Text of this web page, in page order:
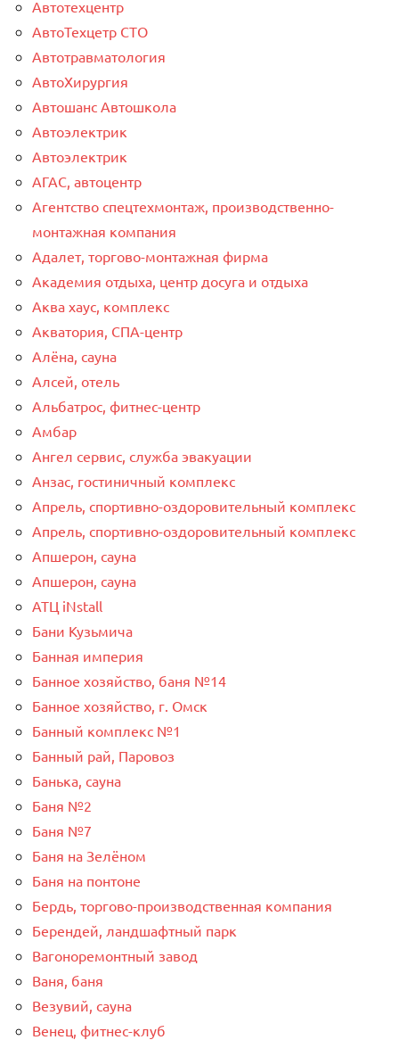
Автотехцентр
АвтоТехцетр СТО
Автотравматология
АвтоХирургия
Автошанс Автошкола
Автоэлектрик
Автоэлектрик
АГАС, автоцентр
Агентство спецтехмонтаж, производственно-
монтажная компания
Адалет, торгово-монтажная фирма
Академия отдыха, центр досуга и отдыха
Аква хаус, комплекс
Акватория, СПА-центр
Алёна, сауна
Алсей, отель
Альбатрос, фитнес-центр
Амбар
Ангел сервис, служба эвакуации
Анзас, гостиничный комплекс
Апрель, спортивно-оздоровительный комплекс
Апрель, спортивно-оздоровительный комплекс
Апшерон, сауна
Апшерон, сауна
АТЦ iNstall
Бани Кузьмича
Банная империя
Банное хозяйство, баня №14
Банное хозяйство, г. Омск
Банный комплекс №1
Банный рай, Паровоз
Банька, сауна
Баня №2
Баня №7
Баня на Зелёном
Баня на понтоне
Бердь, торгово-производственная компания
Берендей, ландшафтный парк
Вагоноремонтный завод
Ваня, баня
Везувий, сауна
Венец, фитнес-клуб